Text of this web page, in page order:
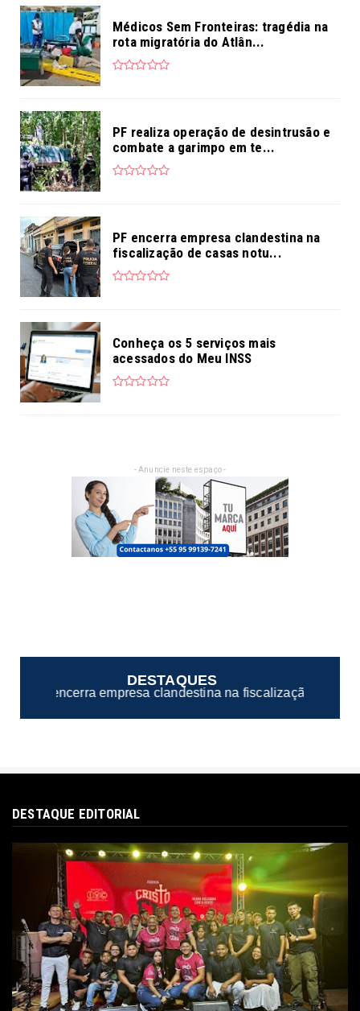
Médicos Sem Fronteiras: tragédia na
rota migratória do Atlân...
PF realiza operação de desintrusão e
combate a garimpo em te...
PF encerra empresa clandestina na
fiscalização de casas notu...
Conheça os 5 serviços mais
acessados do Meu INSS
- Anuncie neste espaço -
DESTAQUES
na fiscalização de casas noturnas de Manaus/AM
DESTAQUE EDITORIAL